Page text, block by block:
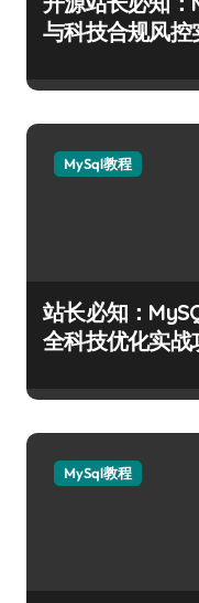
与科技合规风控
MySql教程
站长必知：
全科技优化实战
MySql教程